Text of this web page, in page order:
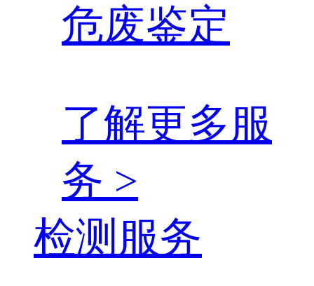
危废鉴定
了解更多服
务 >
检测服务